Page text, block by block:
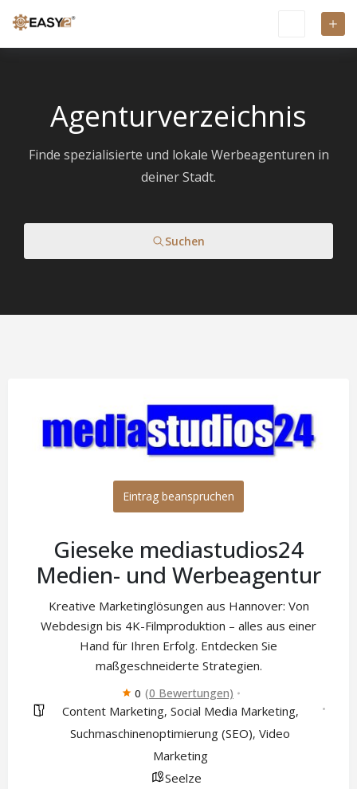
Agenturverzeichnis
Finde spezialisierte und lokale Werbeagenturen in
deiner Stadt.
Suchen
Eintrag beanspruchen
Gieseke mediastudios24
Medien- und Werbeagentur
Kreative Marketinglösungen aus Hannover: Von
Webdesign bis 4K-Filmproduktion – alles aus einer
Hand für Ihren Erfolg. Entdecken Sie
maßgeschneiderte Strategien.
0 (0 Bewertungen)
Content Marketing, Social Media Marketing,
Suchmaschinenoptimierung (SEO), Video
Marketing
Seelze